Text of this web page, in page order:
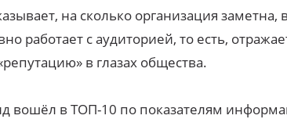
на сколько организация заметна,
работает с аудиторией, то есть,
в глазах общества.
вошёл в ТОП-10 по показателям